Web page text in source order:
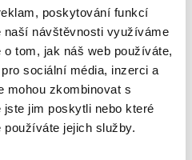
poskytování funkcí
návštěvnosti využíváme
tom, jak náš web používáte,
sociální média, inzerci a
mohou zkombinovat s
jim poskytli nebo které
jejich služby.
jak zvolit správný
PNO podle
podle Google Analytics.
doplnil iPetr Handlíř,
nepřechytračíme
do správného